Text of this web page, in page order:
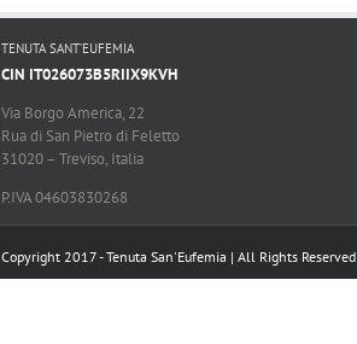
TENUTA SANT’EUFEMIA
CIN IT026073B5RIIX9KVH
Via Borgo America, 22
Rua di San Pietro di Feletto
31020 – Treviso, Italia
P.IVA 04603830268
Copyright 2017 - Tenuta San'Eufemia | All Rights Reserved